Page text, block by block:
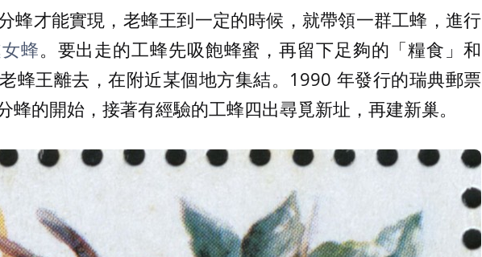
蜂才能實現，老蜂王到一定的時候，就帶領一群工蜂，進行
蜂。要出走的工蜂先吸飽蜂蜜，再留下足夠的「糧食」和
蜂王離去，在附近某個地方集結。1990 年發行的瑞典郵票
蜂的開始，接著有經驗的工蜂四出尋覓新址，再建新巢。